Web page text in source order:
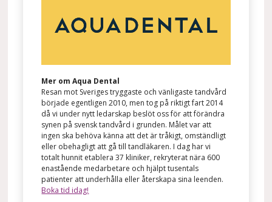
Mer om Aqua Dental
Resan mot Sveriges tryggaste och vänligaste tandvård
började egentligen 2010, men tog på riktigt fart 2014
då vi under nytt ledarskap beslöt oss för att förändra
synen på svensk tandvård i grunden. Målet var att
ingen ska behöva känna att det är tråkigt, omständligt
eller obehagligt att gå till tandläkaren. I dag har vi
totalt hunnit etablera 37 kliniker, rekryterat nära 600
enastående medarbetare och hjälpt tusentals
patienter att underhålla eller återskapa sina leenden.
Boka tid idag!